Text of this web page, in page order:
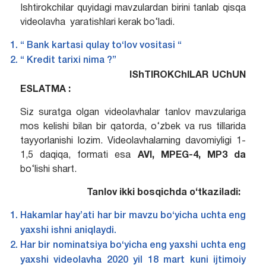
Ishtirokchilar quyidagi mavzulardan birini tanlab qisqa
videolavha yaratishlari kerak bo‘ladi.
“ Bank kartasi qulay to‘lov vositasi “
“ Kredit tarixi nima ?”
IShTIROKChILAR UChUN
ESLATMA :
Siz suratga olgan videolavhalar tanlov mavzulariga
mos kelishi bilan bir qatorda, o‘zbek va rus tillarida
tayyorlanishi lozim. Videolavhalarning davomiyligi 1-
1,5 daqiqa, formati esa AVI, MPEG-4, MP3 da
bo‘lishi shart.
Tanlov ikki bosqichda o‘tkaziladi:
Hakamlar hay’ati har bir mavzu bo‘yicha uchta eng
yaxshi ishni aniqlaydi.
Har bir nominatsiya bo‘yicha eng yaxshi uchta eng
yaxshi videolavha 2020 yil 18 mart kuni ijtimoiy